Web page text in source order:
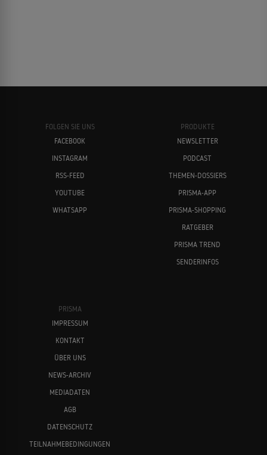
FOLGEN SIE UNS
FACEBOOK
INSTAGRAM
RSS-FEED
YOUTUBE
WHATSAPP
PRODUKTE
NEWSLETTER
PODCAST
THEMEN-DOSSIERS
PRISMA-APP
PRISMA-SHOPPING
RATGEBER
PRISMA TREND
SENDERINFOS
PRISMA
IMPRESSUM
KONTAKT
ÜBER UNS
NEWS-ARCHIV
MEDIADATEN
AGB
DATENSCHUTZ
TEILNAHMEBEDINGUNGEN